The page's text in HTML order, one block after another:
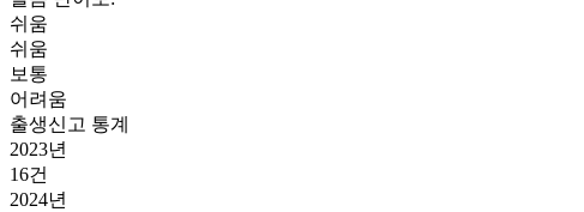
쉬움
쉬움
보통
어려움
출생신고 통계
2023년
16건
2024년